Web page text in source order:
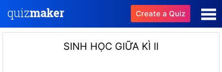
Create a Quiz
SINH HỌC GIỮA KÌ II